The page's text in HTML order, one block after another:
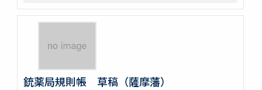
銃薬局規則帳 草稿（薩摩藩）